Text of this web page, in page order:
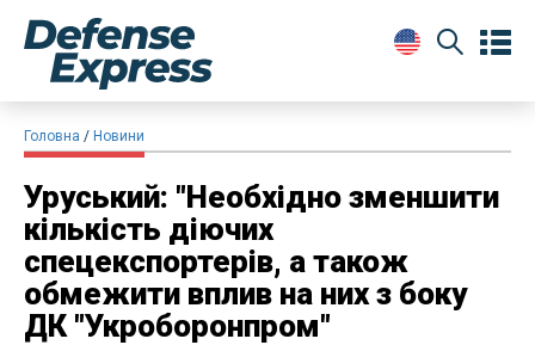
Головна Новини
Уруський: "Необхідно зменшити
кількість діючих
спецекспортерів, а також
обмежити вплив на них з боку
ДК "Укроборонпром"